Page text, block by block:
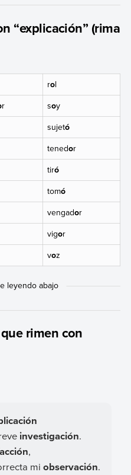
“explicación” (rima
rol
r soy
sujetó
tenedor
tiró
tomó
vengador
vigor
voz
rimen con
investigación.
,
mi observación.